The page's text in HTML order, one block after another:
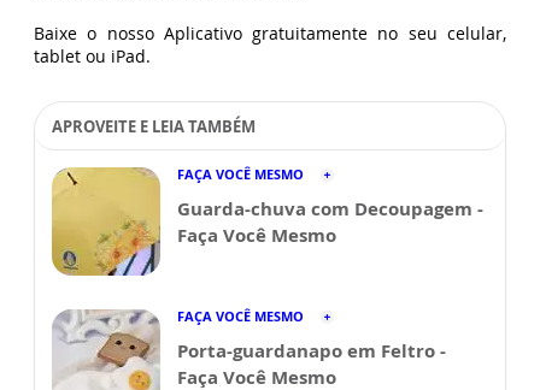
Baixe o nosso Aplicativo gratuitamente no seu celular,
tablet ou iPad.
APROVEITE E LEIA TAMBÉM
FAÇA VOCÊ MESMO
Guarda-chuva com Decoupagem -
Faça Você Mesmo
FAÇA VOCÊ MESMO
Porta-guardanapo em Feltro -
Faça Você Mesmo